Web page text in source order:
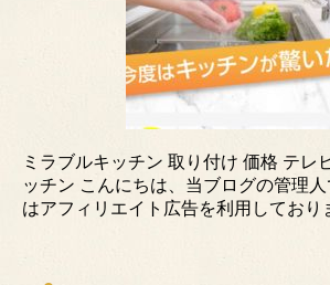
ミラブルキッチン 取り付け 価格 テレ
ッチン こんにちは、当ブログの管理
はアフィリエイト広告を利用しており